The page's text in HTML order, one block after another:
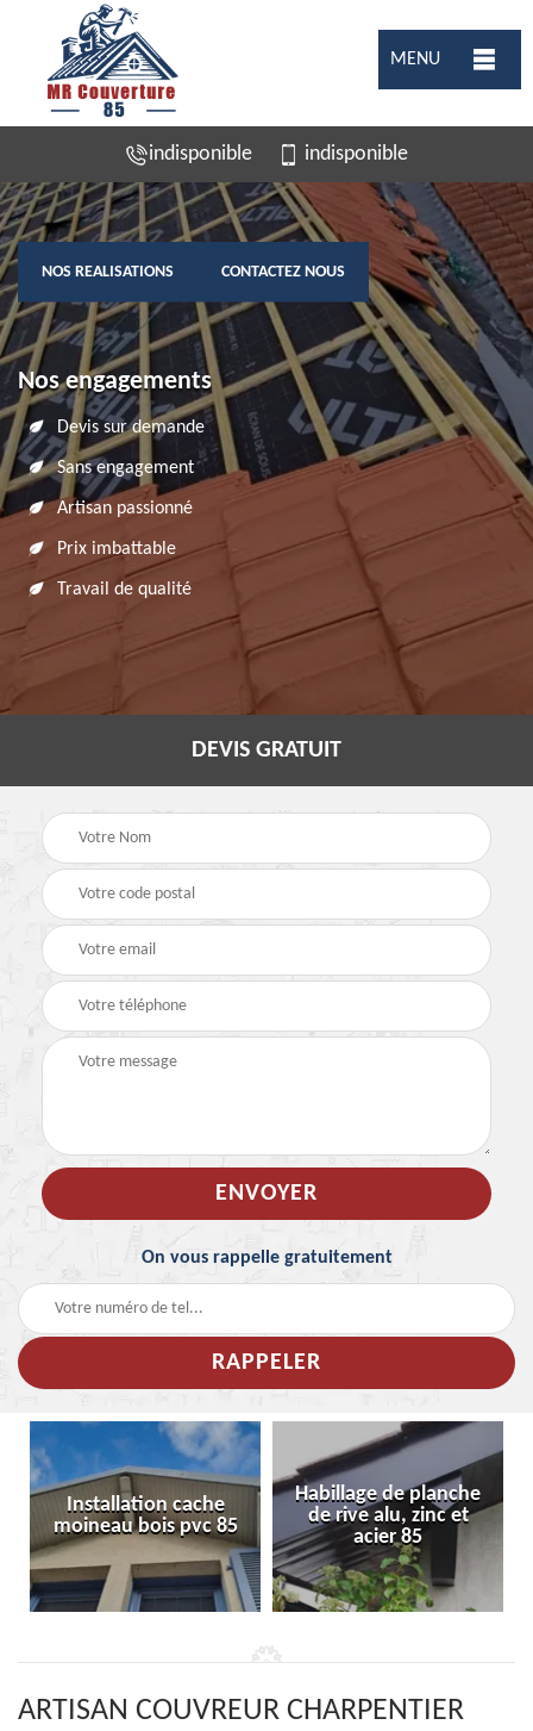
MENU
indisponible indisponible
NOS REALISATIONS CONTACTEZ NOUS
Nos engagements
Devis sur demande
Sans engagement
Artisan passionné
Prix imbattable
Travail de qualité
DEVIS GRATUIT
On vous rappelle gratuitement
Installation cache
moineau bois pvc 85
Habillage de planche
de rive alu, zinc et
acier 85
ARTISAN COUVREUR CHARPENTIER